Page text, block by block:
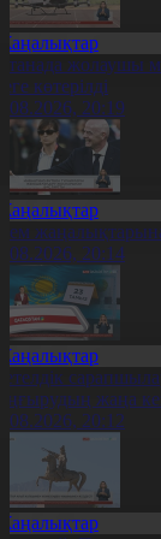
жолаушы
көтерілді
20:19
20:14
жаңа
20:12